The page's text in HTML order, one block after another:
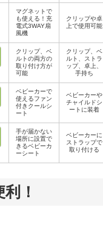
マグネットで
も使える！充
電式3WAY扇
風機
クリップや卓
上で使用可能
クリップ、ベ
ルトの両方の
取り付け方が
可能
クリップ、ベ
ルト、ストラ
ップ、卓上、
手持ち
ベビーカーで
使えるファン
付きクールシ
ート
ベビーカーや
チャイルドシ
ートに装着
手が届かない
場所に設置で
きるベビーカ
ーシート
ベビーカーに
ストラップで
取り付ける
！